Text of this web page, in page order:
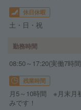
休日休暇
土・日・祝
勤務時間
08:50～17:20(実働7時
残業時間
月5～10時間 ※月末月
みです！